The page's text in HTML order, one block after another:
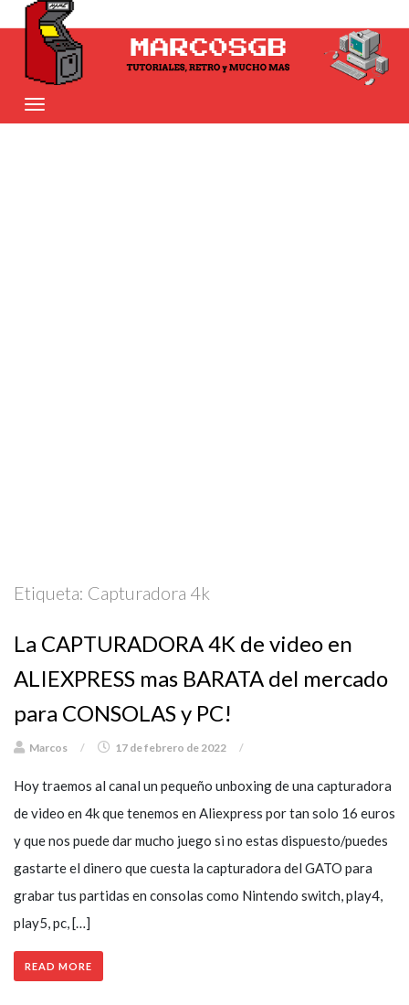
Etiqueta: Capturadora 4k
La CAPTURADORA 4K de video en
ALIEXPRESS mas BARATA del mercado
para CONSOLAS y PC!
Marcos / 17 de febrero de 2022 /
Hoy traemos al canal un pequeño unboxing de una capturadora
de video en 4k que tenemos en Aliexpress por tan solo 16 euros
y que nos puede dar mucho juego si no estas dispuesto/puedes
gastarte el dinero que cuesta la capturadora del GATO para
grabar tus partidas en consolas como Nintendo switch, play4,
play5, pc, […]
READ MORE